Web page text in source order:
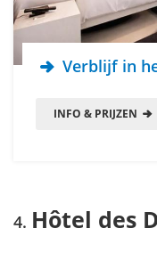
Verblijf in
INFO & PRIJZEN
Hôtel des